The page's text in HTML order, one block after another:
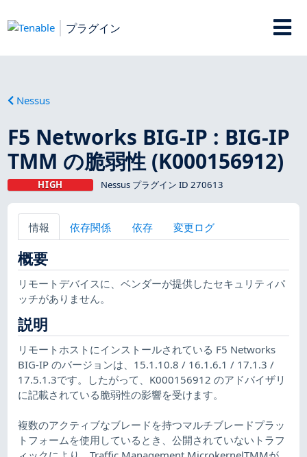
プラグイン
Nessus
F5 Networks BIG-IP : BIG-IP
TMM の脆弱性 (K000156912)
HIGH Nessus プラグイン ID 270613
情報 依存関係 依存 変更ログ
概要
リモートデバイスに、ベンダーが提供したセキュリティパ
ッチがありません。
説明
リモートホストにインストールされている F5 Networks
BIG-IP のバージョンは、15.1.10.8 / 16.1.6.1 / 17.1.3 /
17.5.1.3です。したがって、K000156912 のアドバイザリ
に記載されている脆弱性の影響を受けます。
複数のアクティブなブレードを持つマルチブレードプラッ
トフォームを使用しているとき、公開されていないトラフ